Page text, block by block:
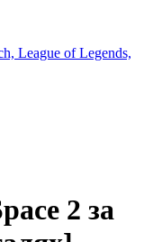
League of Legends,
2 за